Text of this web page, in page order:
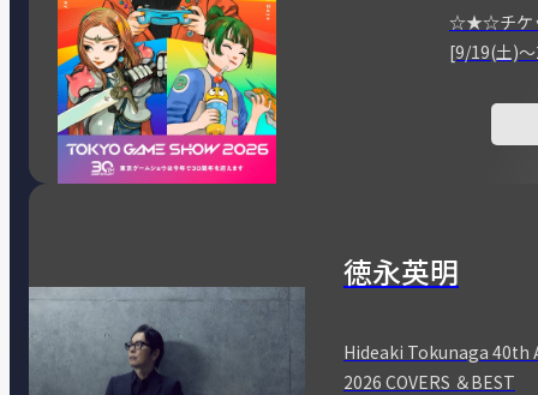
☆★☆チケ
[9/19(土)
徳永英明
Hideaki Tokunaga 40th
2026 COVERS ＆BEST